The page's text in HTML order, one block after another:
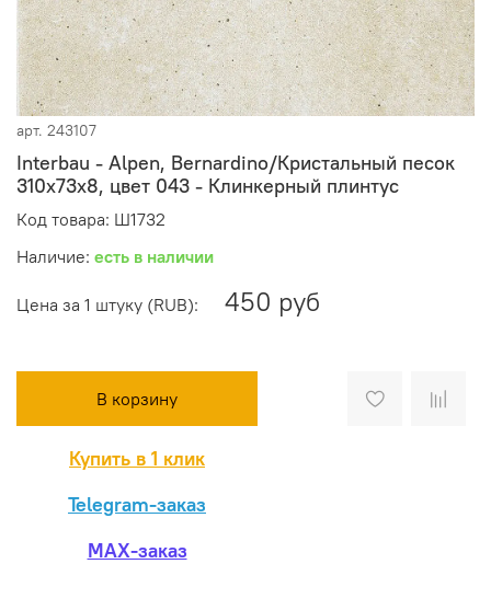
арт. 243107
Interbau - Alpen, Bernardino/Кристальный песок
310x73x8, цвет 043 - Клинкерный плинтус
Код товара: Ш1732
Наличие: есть в наличии
Цена за 1 штуку (RUB): 450 руб
В корзину
Купить в 1 клик
Telegram-заказ
MAX-заказ